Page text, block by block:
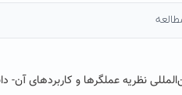
نظریه‌ عملگرها و کاربردهای آن-